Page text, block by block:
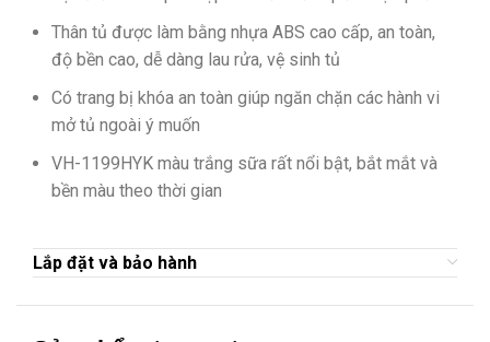
Thân tủ được làm bằng nhựa ABS cao cấp, an toàn,
độ bền cao, dễ dàng lau rửa, vệ sinh tủ
Có trang bị khóa an toàn giúp ngăn chặn các hành vi
mở tủ ngoài ý muốn
VH-1199HYK màu trắng sữa rất nổi bật, bắt mắt và
bền màu theo thời gian
Lắp đặt và bảo hành